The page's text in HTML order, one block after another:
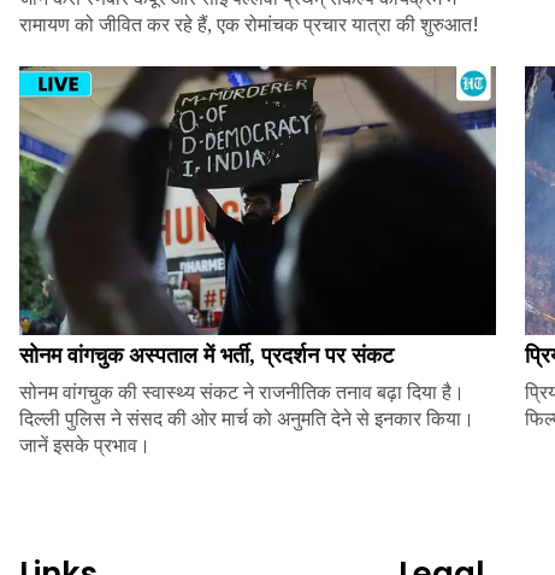
रामायण को जीवित कर रहे हैं, एक रोमांचक प्रचार यात्रा की शुरुआत!
सोनम वांगचुक अस्पताल में भर्ती, प्रदर्शन पर संकट
सोनम वांगचुक की स्वास्थ्य संकट ने राजनीतिक तनाव बढ़ा दिया है।
दिल्ली पुलिस ने संसद की ओर मार्च को अनुमति देने से इनकार किया।
जानें इसके प्रभाव।